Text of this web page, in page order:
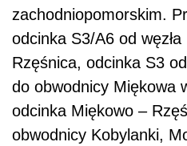
zachodniopomorskim.
odcinka S3/A6 od węzła
Rzęśnica, odcinka S3
do obwodnicy Miękowa
odcinka Miękowo –
obwodnicy Kobylanki,